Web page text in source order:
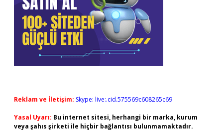
Reklam ve İletişim: Skype: live:.cid.575569c608265c69
Yasal Uyarı: Bu internet sitesi, herhangi bir marka, kurum
veya şahıs şirketi ile hiçbir bağlantısı bulunmamaktadır.